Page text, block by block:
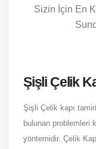
Sizin İçin En
Şişli Çelik
Şişli Çelik kapı
bulunan problemleri
yöntemidir. Çelik